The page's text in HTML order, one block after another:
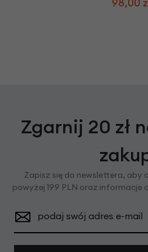
Zgarnij 20 zł
Zapisz się do newslettera, aby
powyżej 199 PLN oraz informacje
podaj swój adres e-mail